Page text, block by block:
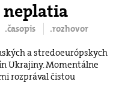
neplatia
.časopis
.rozhovor
a stredoeurópskych
Ukrajiny. Momentálne
rozprával čistou